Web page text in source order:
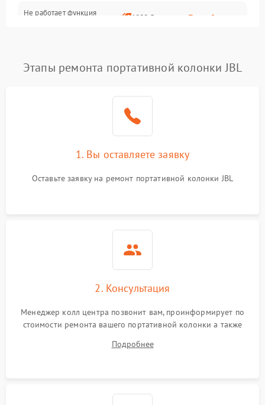
Не работает функция
1800 ₽ Подробнее →
Этапы ремонта портативной колонки JBL
1. Вы оставляете заявку
Оставьте заявку на ремонт портативной колонки JBL
2. Консультация
Менеджер колл центра позвонит вам, проинформирует по
стоимости ремонта вашего портативной колонки а также
Подробнее